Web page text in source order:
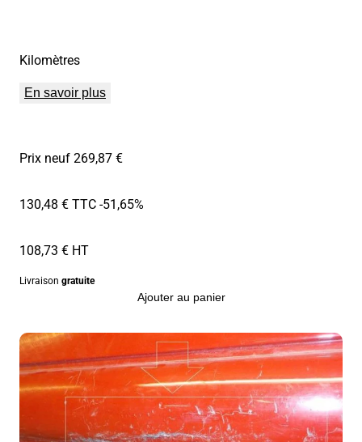
Kilomètres
En savoir plus
Prix neuf 269,87 €
130,48 € TTC-51,65%
108,73 € HT
Livraison gratuite
Ajouter au panier